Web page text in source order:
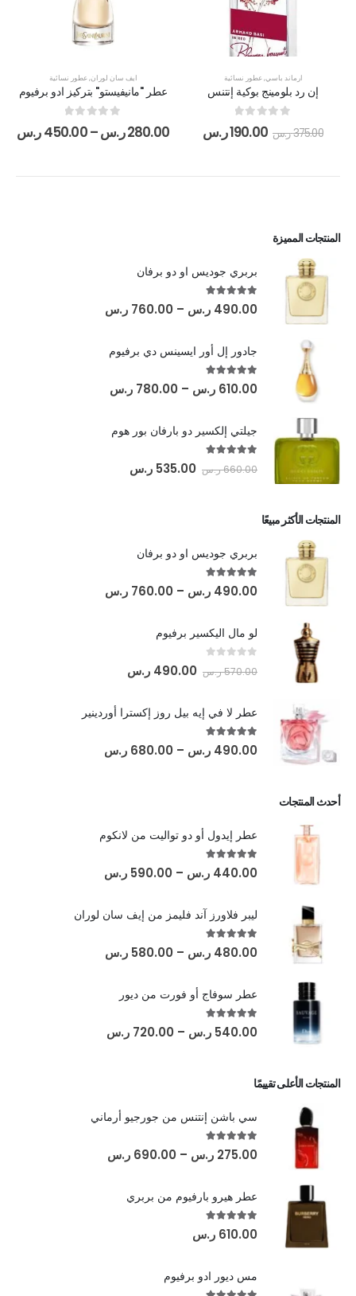
ارماند باسي,عطور نسائية
إن رد بلومينج بوكية إنتنس
375.00ر.س 190.00ر.س
ايف سان لوران,عطور نسائية
عطر "مانيفيستو" بتركيز ادو برفيوم
280.00ر.س–
450.00ر.س
المنتجات المميزة
بربري جوديس او دو برفان
5.00
out of 5
490.00 ر.س –
760.00 ر.س
جادور إل أور ايسينس دي برفيوم
5.00
out of 5
610.00 ر.س –
780.00 ر.س
جيلتي إلكسير دو بارفان بور هوم
660.00ر.س 535.00 ر.س
المنتجات الأكثر مبيعًا
بربري جوديس او دو برفان
5.00
out of 5
490.00 ر.س –
760.00 ر.س
لو مال اليكسير برفيوم
570.00ر.س 490.00 ر.س
عطر لا في إيه بيل روز إكسترا أوردينير
5.00
out of 5
490.00 ر.س –
680.00 ر.س
أحدث المنتجات
عطر إيدول أو دو تواليت من لانكوم
5.00
out of 5
440.00 ر.س –
590.00 ر.س
ليبر فلاورز آند فليمز من إيف سان لوران
5.00
out of 5
480.00 ر.س –
580.00 ر.س
عطر سوفاج أو فورت من ديور
5.00
out of 5
540.00 ر.س –
720.00 ر.س
المنتجات الأعلى تقييمًا
سي باشن إنتنس من جورجيو أرماني
5.00
out of 5
275.00 ر.س –
690.00 ر.س
عطر هيرو بارفيوم من بربري
5.00
out of 5
610.00 ر.س
مس ديور ادو برفيوم